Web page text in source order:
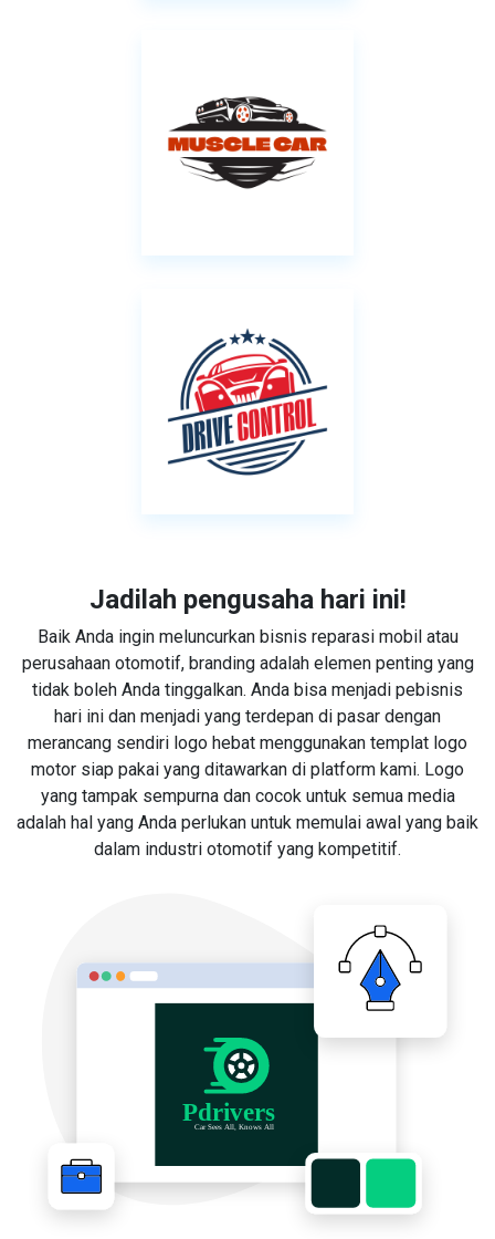
Jadilah pengusaha hari ini!
Baik Anda ingin meluncurkan bisnis reparasi mobil atau
perusahaan otomotif, branding adalah elemen penting yang
tidak boleh Anda tinggalkan. Anda bisa menjadi pebisnis
hari ini dan menjadi yang terdepan di pasar dengan
merancang sendiri logo hebat menggunakan templat logo
motor siap pakai yang ditawarkan di platform kami. Logo
yang tampak sempurna dan cocok untuk semua media
adalah hal yang Anda perlukan untuk memulai awal yang baik
dalam industri otomotif yang kompetitif.